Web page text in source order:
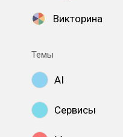
Викторина
Темы
AI
Сервисы